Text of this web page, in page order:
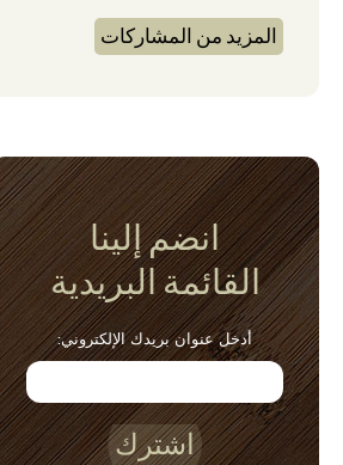
المزيد من المشاركات
انضم إلينا
القائمة البريدية
أدخل عنوان بريدك الإلكتروني:
اشترك